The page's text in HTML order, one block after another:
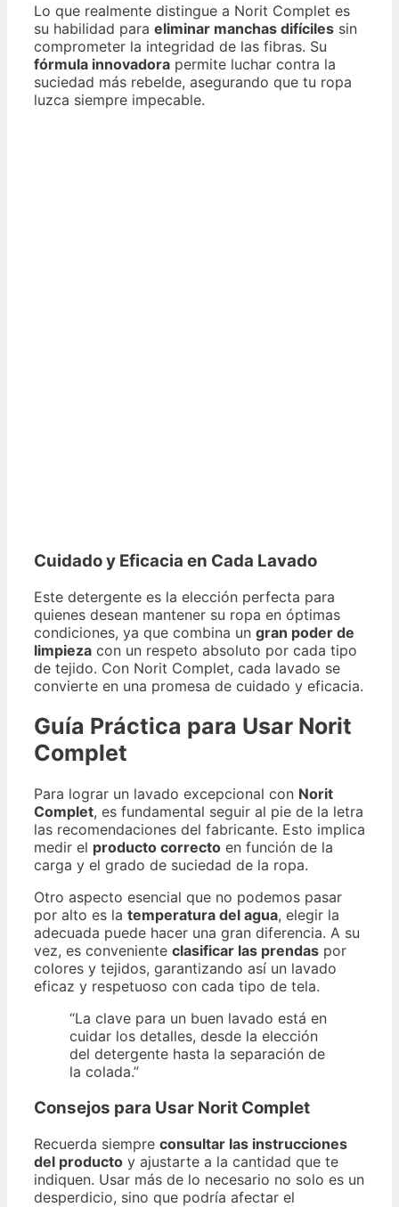
Lo que realmente distingue a Norit Complet es
su habilidad para eliminar manchas difíciles sin
comprometer la integridad de las fibras. Su
fórmula innovadora permite luchar contra la
suciedad más rebelde, asegurando que tu ropa
luzca siempre impecable.
Cuidado y Eficacia en Cada Lavado
Este detergente es la elección perfecta para
quienes desean mantener su ropa en óptimas
condiciones, ya que combina un gran poder de
limpieza con un respeto absoluto por cada tipo
de tejido. Con Norit Complet, cada lavado se
convierte en una promesa de cuidado y eficacia.
Guía Práctica para Usar Norit
Complet
Para lograr un lavado excepcional con Norit
Complet, es fundamental seguir al pie de la letra
las recomendaciones del fabricante. Esto implica
medir el producto correcto en función de la
carga y el grado de suciedad de la ropa.
Otro aspecto esencial que no podemos pasar
por alto es la temperatura del agua, elegir la
adecuada puede hacer una gran diferencia. A su
vez, es conveniente clasificar las prendas por
colores y tejidos, garantizando así un lavado
eficaz y respetuoso con cada tipo de tela.
“La clave para un buen lavado está en
cuidar los detalles, desde la elección
del detergente hasta la separación de
la colada.”
Consejos para Usar Norit Complet
Recuerda siempre consultar las instrucciones
del producto y ajustarte a la cantidad que te
indiquen. Usar más de lo necesario no solo es un
desperdicio, sino que podría afectar el